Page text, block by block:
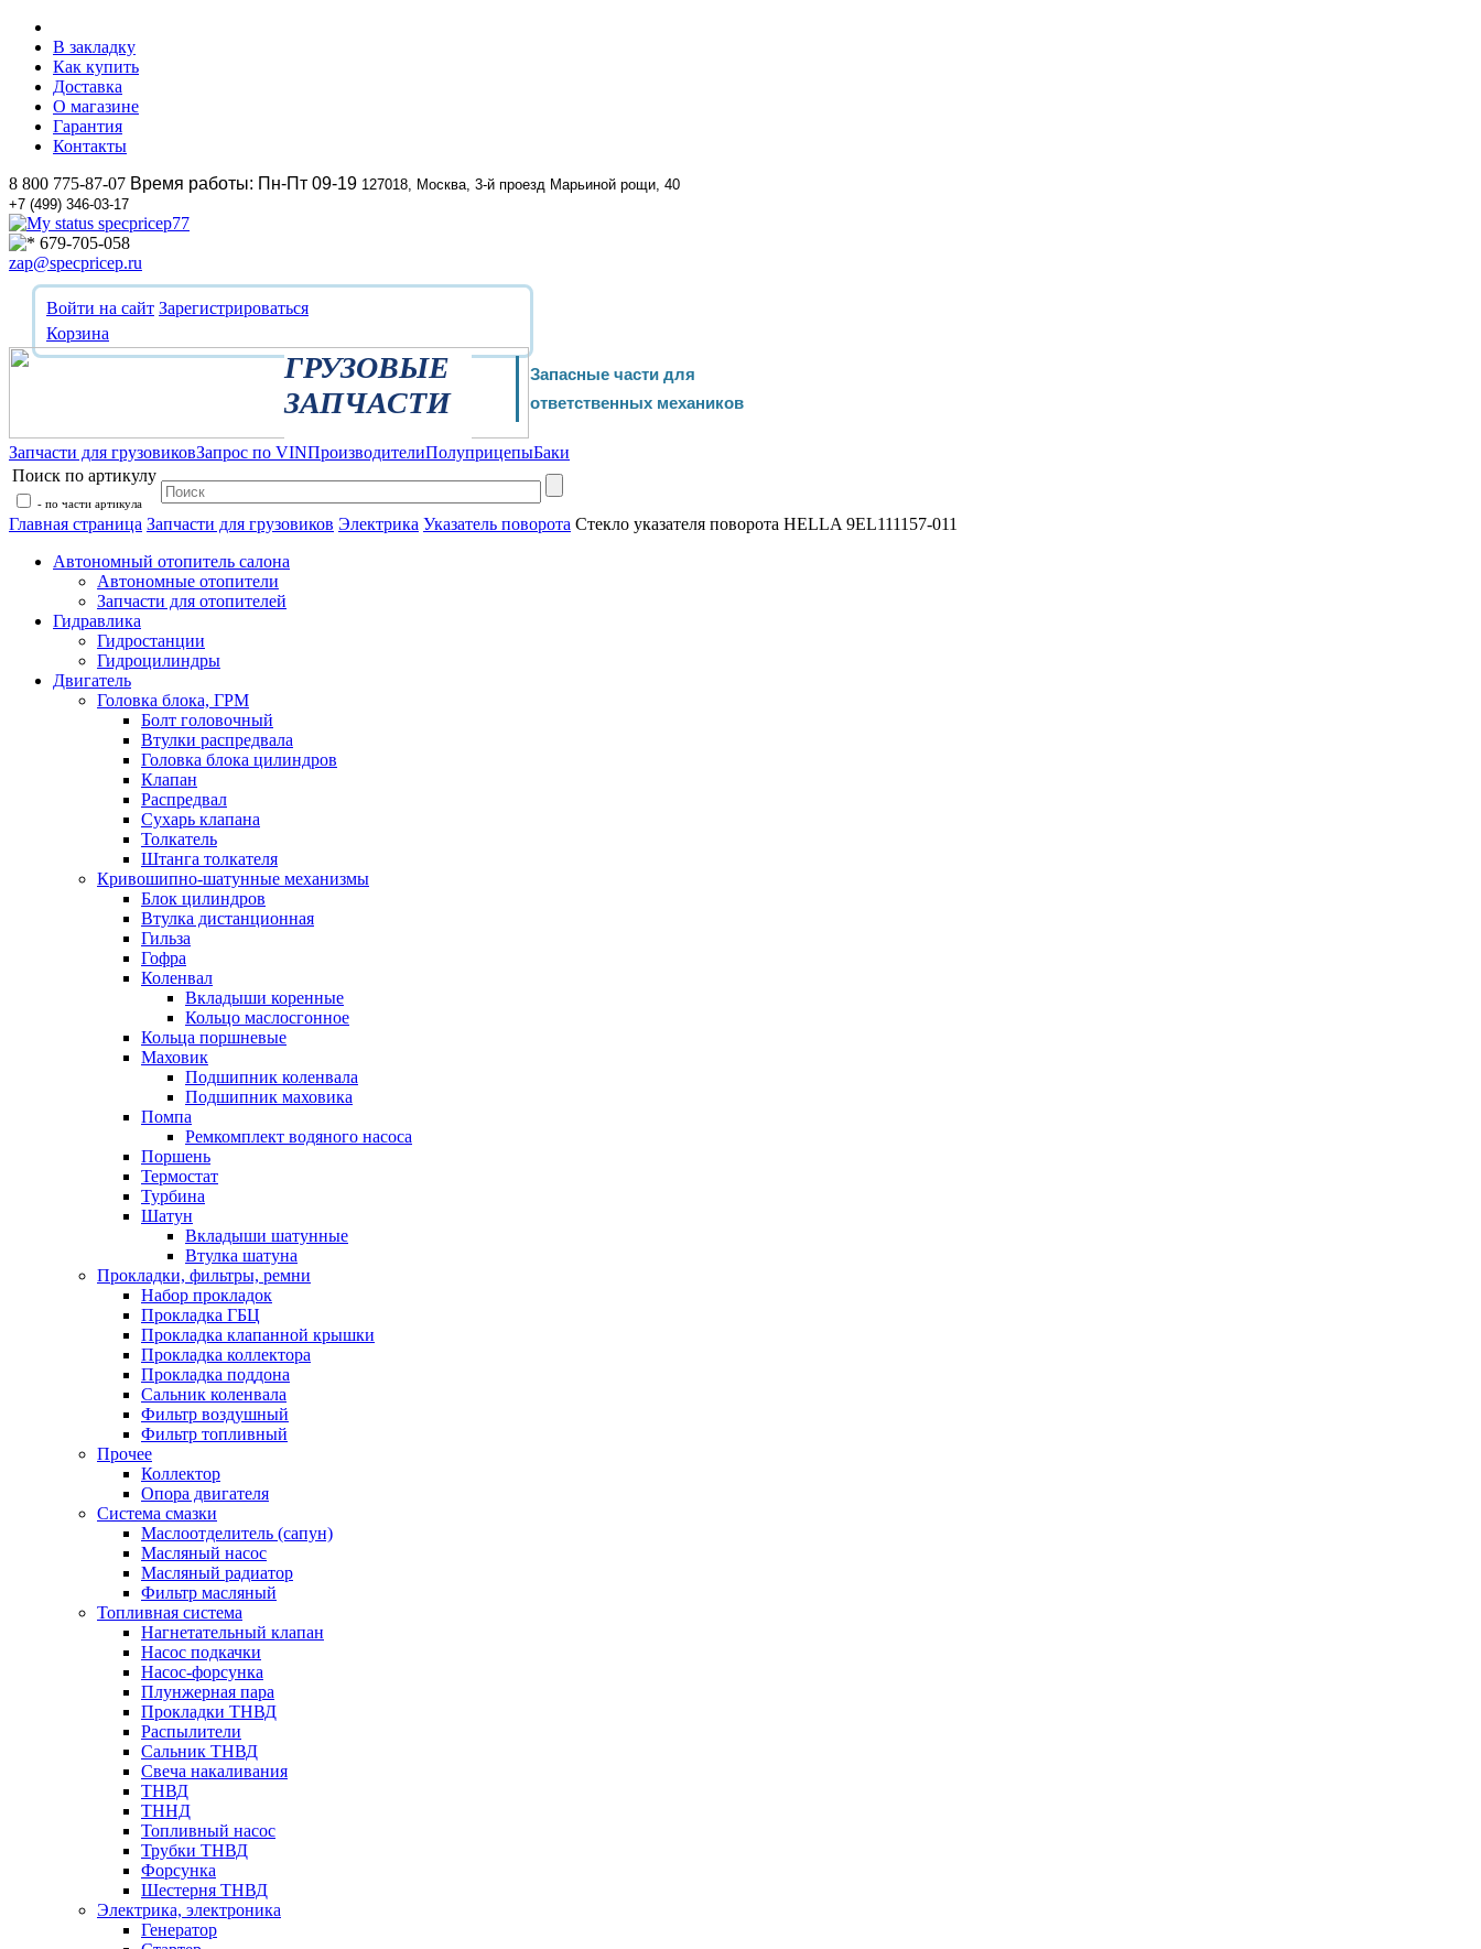
В закладку
Как купить
Доставка
О магазине
Гарантия
Контакты
8 800 775-87-07 Время работы: Пн-Пт 09-19 127018, Москва, 3-й проезд Марьиной рощи, 40
+7 (499) 346-03-17
specpricep77
679-705-058
zap@specpricep.ru
Войти на сайт Зарегистрироваться
Корзина
ГРУЗОВЫЕ
ЗАПЧАСТИ
Запасные части для
ответственных механиков
Запчасти для грузовиковЗапрос по VINПроизводителиПолуприцепыБаки
Поиск по артикулу
- по части артикула
Главная страница Запчасти для грузовиков Электрика Указатель поворота Стекло указателя поворота HELLA 9EL111157-011
Автономный отопитель салона
Автономные отопители
Запчасти для отопителей
Гидравлика
Гидростанции
Гидроцилиндры
Двигатель
Головка блока, ГРМ
Болт головочный
Втулки распредвала
Головка блока цилиндров
Клапан
Распредвал
Сухарь клапана
Толкатель
Штанга толкателя
Кривошипно-шатунные механизмы
Блок цилиндров
Втулка дистанционная
Гильза
Гофра
Коленвал
Вкладыши коренные
Кольцо маслосгонное
Кольца поршневые
Маховик
Подшипник коленвала
Подшипник маховика
Помпа
Ремкомплект водяного насоса
Поршень
Термостат
Турбина
Шатун
Вкладыши шатунные
Втулка шатуна
Прокладки, фильтры, ремни
Набор прокладок
Прокладка ГБЦ
Прокладка клапанной крышки
Прокладка коллектора
Прокладка поддона
Сальник коленвала
Фильтр воздушный
Фильтр топливный
Прочее
Коллектор
Опора двигателя
Система смазки
Маслоотделитель (сапун)
Масляный насос
Масляный радиатор
Фильтр масляный
Топливная система
Нагнетательный клапан
Насос подкачки
Насос-форсунка
Плунжерная пара
Прокладки ТНВД
Распылители
Сальник ТНВД
Свеча накаливания
ТНВД
ТННД
Топливный насос
Трубки ТНВД
Форсунка
Шестерня ТНВД
Электрика, электроника
Генератор